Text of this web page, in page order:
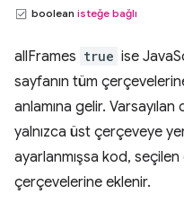
boolean isteğe bağlı
allFrames true ise
sayfanın tüm
anlamına gelir. Varsayılan
yalnızca üst çerçeveye
ayarlanmışsa kod,
çerçevelerine eklenir.